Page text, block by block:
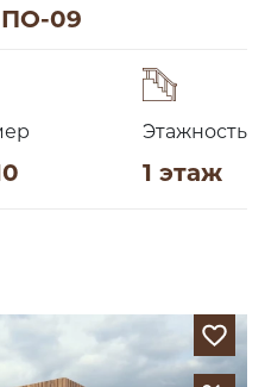
09
Этажность
1 этаж